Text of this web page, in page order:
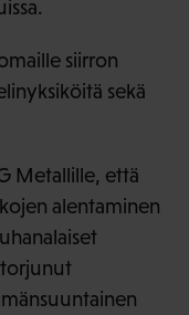
siirron
sekä
Metallille, että
alentaminen
torjunut